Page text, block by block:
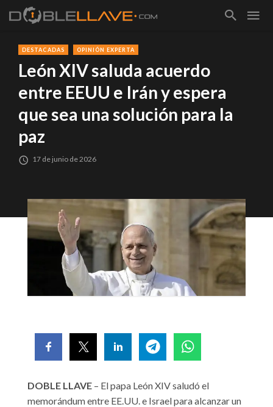
DESTACADAS OPINIÓN EXPERTA
León XIV saluda acuerdo
entre EEUU e Irán y espera
que sea una solución para la
paz
17 de junio de 2026
DOBLE LLAVE – El papa León XIV saludó el
memorándum entre EE.UU. e Israel para alcanzar un